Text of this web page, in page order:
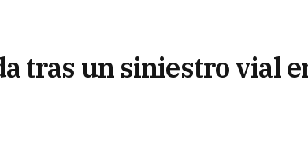
tras un siniestro vial